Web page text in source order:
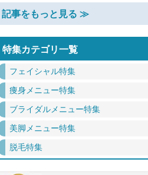
記事をもっと見る ≫
特集カテゴリ一覧
フェイシャル特集
痩身メニュー特集
ブライダルメニュー特集
美脚メニュー特集
脱毛特集